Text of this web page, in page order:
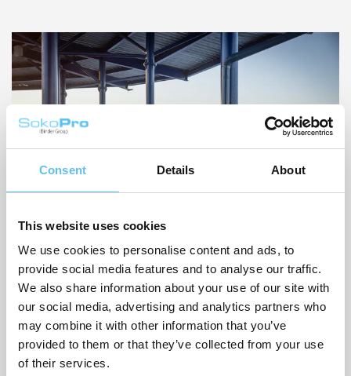
Consent Details About
This website uses cookies
We use cookies to personalise content and ads, to
provide social media features and to analyse our traffic.
We also share information about your use of our site with
our social media, advertising and analytics partners who
may combine it with other information that you’ve
provided to them or that they’ve collected from your use
of their services.
SokoPros Projektbank effektiviserar
avfallshanteringsbolagets
infrastrukturbyggande
Kiertokapula Oy, ett av Finlands största kommunala
avfallsbolag, effektiviserade sina infrastrukturinvesteringar